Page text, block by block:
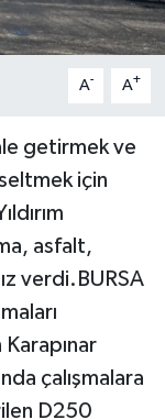
A- A+
getirmek ve
için
asfalt,
verdi.BURSA
çalışmalara
D250